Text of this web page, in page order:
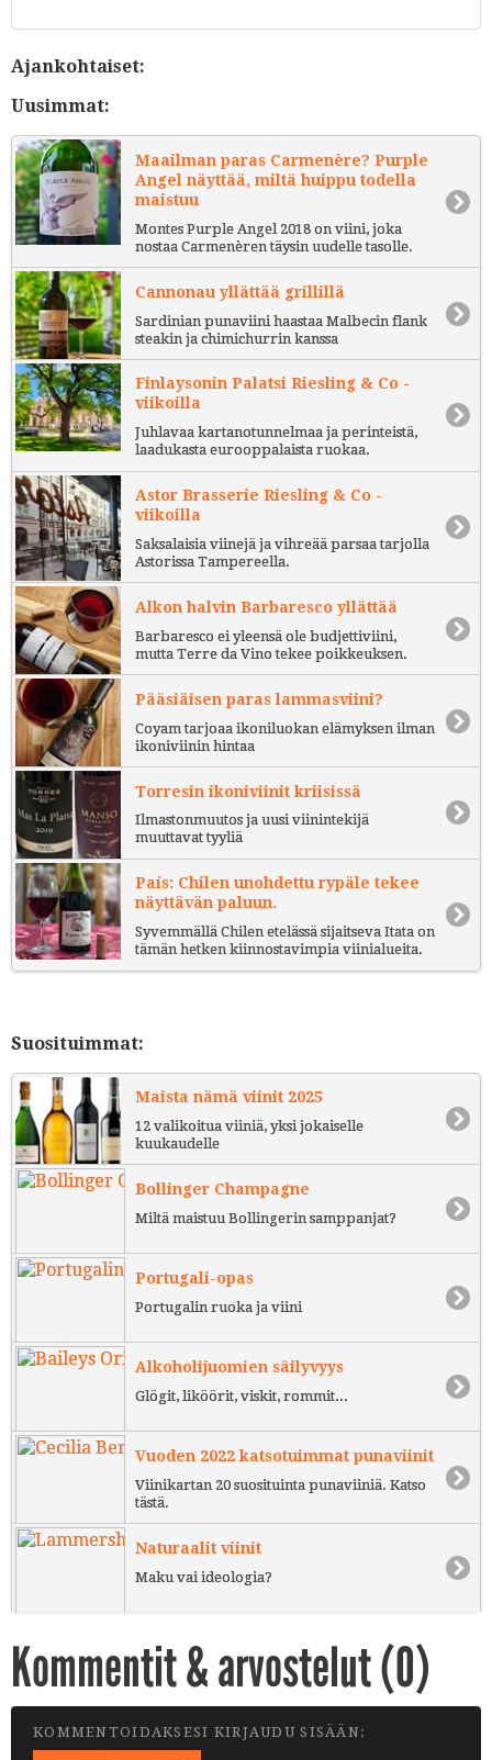
Ajankohtaiset:
Uusimmat:
Maailman paras Carmenère? Purple
Angel näyttää, miltä huippu todella
maistuu
Montes Purple Angel 2018 on viini, joka
nostaa Carmenèren täysin uudelle tasolle.
Cannonau yllättää grillillä
Sardinian punaviini haastaa Malbecin flank
steakin ja chimichurrin kanssa
Finlaysonin Palatsi Riesling & Co -
viikoilla
Juhlavaa kartanotunnelmaa ja perinteistä,
laadukasta eurooppalaista ruokaa.
Astor Brasserie Riesling & Co -
viikoilla
Saksalaisia viinejä ja vihreää parsaa tarjolla
Astorissa Tampereella.
Alkon halvin Barbaresco yllättää
Barbaresco ei yleensä ole budjettiviini,
mutta Terre da Vino tekee poikkeuksen.
Pääsiäisen paras lammasviini?
Coyam tarjoaa ikoniluokan elämyksen ilman
ikoniviinin hintaa
Torresin ikoniviinit kriisissä
Ilmastonmuutos ja uusi viinintekijä
muuttavat tyyliä
País: Chilen unohdettu rypäle tekee
näyttävän paluun.
Syvemmällä Chilen etelässä sijaitseva Itata on
tämän hetken kiinnostavimpia viinialueita.
Suosituimmat:
Maista nämä viinit 2025
12 valikoitua viiniä, yksi jokaiselle
kuukaudelle
Bollinger Champagne
Miltä maistuu Bollingerin samppanjat?
Portugali-opas
Portugalin ruoka ja viini
Alkoholijuomien säilyvyys
Glögit, liköörit, viskit, rommit...
Vuoden 2022 katsotuimmat punaviinit
Viinikartan 20 suosituinta punaviiniä. Katso
tästä.
Naturaalit viinit
Maku vai ideologia?
Kommentit & arvostelut (0)
KOMMENTOIDAKSESI KIRJAUDU SISÄÄN: